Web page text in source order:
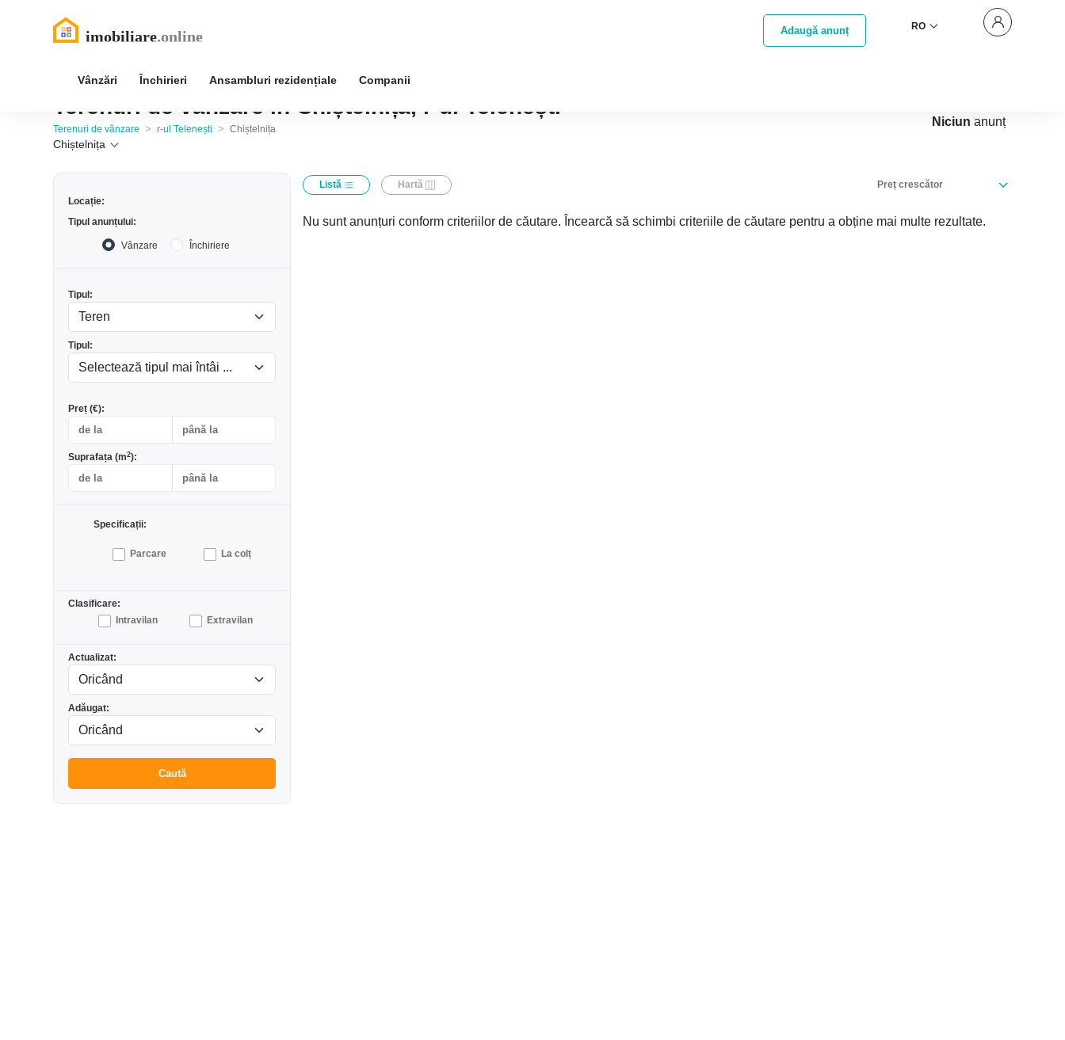
Adaugă anunț RO
Vânzări Închirieri Ansambluri rezidențiale Companii
Terenuri de vânzare în Chiștelnița, r-ul Telenești
Terenuri de vânzare > r-ul Telenești > Chiștelnița
Chiștelnița
Niciun anunț
Locație:
Tipul anunțului:
Vânzare Închiriere
Tipul:
Tipul:
Preț (€):
Suprafața (m2):
Specificații:
Parcare La colț
Clasificare:
Intravilan
Extravilan
Actualizat:
Adăugat:
Caută
Listă Hartă Preț crescător
Nu sunt anunțuri conform criteriilor de căutare. Încearcă să schimbi criteriile de căutare pentru a obține mai multe rezultate.